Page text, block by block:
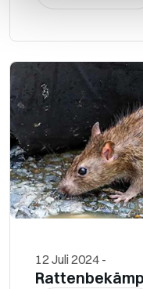
12 Juli 2024 -